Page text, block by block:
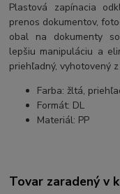
Plastová zapínacia
prenos dokumentov,
obal na dokumenty
lepšiu manipuláciu a
priehľadný, vyhotovený
Farba: žltá,
Formát: DL
Materiál: PP
Tovar zaradený v